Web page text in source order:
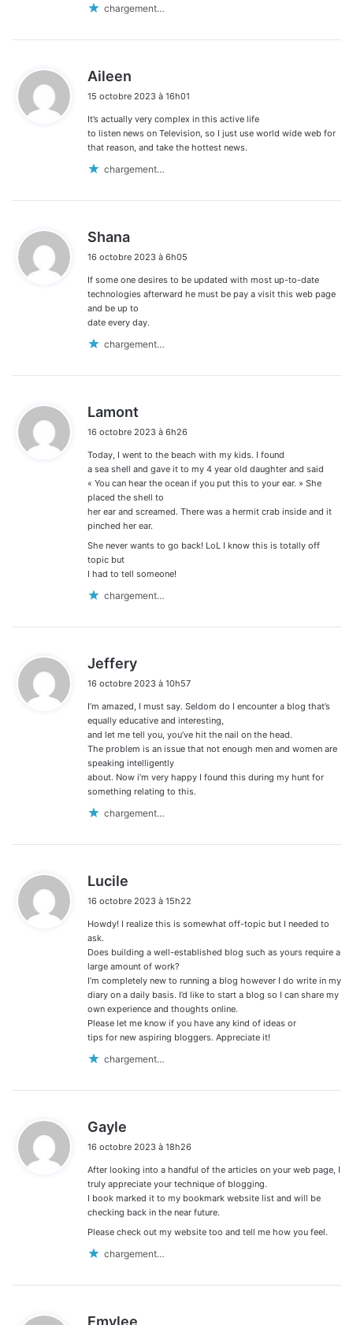
chargement…
Aileen
t
:
15 octobre 2023 à 16h01
It’s actually very complex in this active life
to listen news on Television, so I just use world wide web for
that reason, and take the hottest news.
chargement…
Shana
t
:
16 octobre 2023 à 6h05
If some one desires to be updated with most up-to-date
technologies afterward he must be pay a visit this web page
and be up to
date every day.
chargement…
Lamont
t
:
16 octobre 2023 à 6h26
Today, I went to the beach with my kids. I found
a sea shell and gave it to my 4 year old daughter and said
« You can hear the ocean if you put this to your ear. » She
placed the shell to
her ear and screamed. There was a hermit crab inside and it
pinched her ear.
She never wants to go back! LoL I know this is totally off
topic but
I had to tell someone!
chargement…
Jeffery
t
:
16 octobre 2023 à 10h57
I’m amazed, I must say. Seldom do I encounter a blog that’s
equally educative and interesting,
and let me tell you, you’ve hit the nail on the head.
The problem is an issue that not enough men and women are
speaking intelligently
about. Now i’m very happy I found this during my hunt for
something relating to this.
chargement…
Lucile
t
16 octobre 2023 à 15h22
Howdy! I realize this is somewhat off-topic but I needed to
ask.
Does building a well-established blog such as yours require a
large amount of work?
I’m completely new to running a blog however I do write in my
diary on a daily basis. I’d like to start a blog so I can share my
own experience and thoughts online.
Please let me know if you have any kind of ideas or
tips for new aspiring bloggers. Appreciate it!
chargement…
Gayle
t
:
16 octobre 2023 à 18h26
After looking into a handful of the articles on your web page, I
truly appreciate your technique of blogging.
I book marked it to my bookmark website list and will be
checking back in the near future.
Please check out my website too and tell me how you feel.
chargement…